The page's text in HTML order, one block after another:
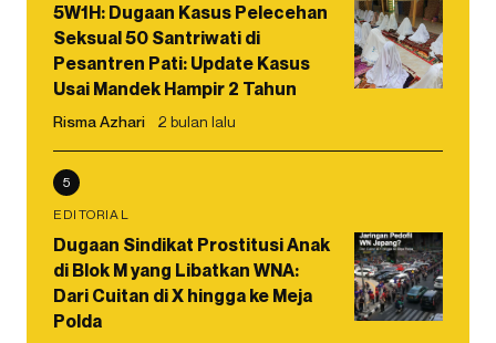
5W1H: Dugaan Kasus Pelecehan
Seksual 50 Santriwati di
Pesantren Pati: Update Kasus
Usai Mandek Hampir 2 Tahun
Risma Azhari 2 bulan lalu
5
EDITORIAL
Dugaan Sindikat Prostitusi Anak
di Blok M yang Libatkan WNA:
Dari Cuitan di X hingga ke Meja
Polda